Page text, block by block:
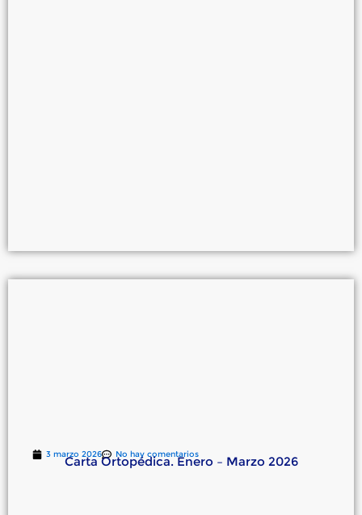
3 marzo 2026 No hay comentarios
Carta Ortopédica. Enero – Marzo 2026